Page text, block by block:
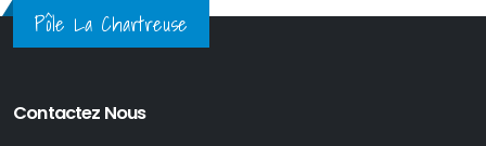
Pôle La Chartreuse
Contactez Nous